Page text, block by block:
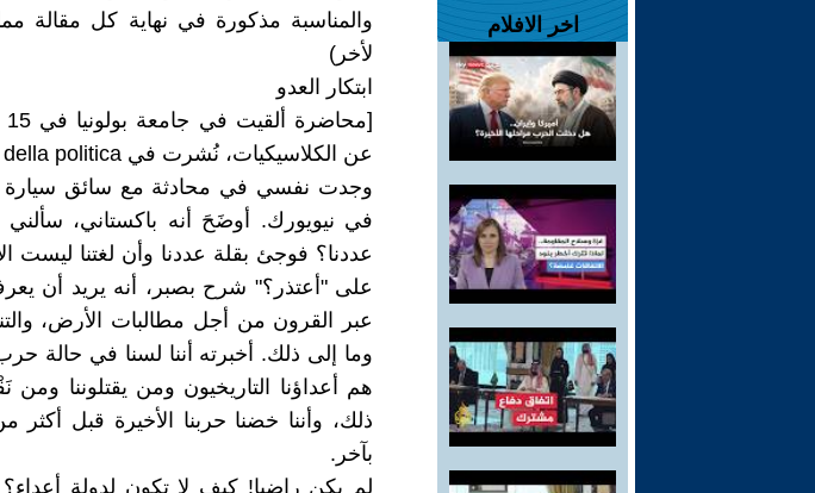
اخر الافلام
والمناسبة مذكورة في نهاية كل مقالة
لأخر)
ابتكار العدو
عن الكلاسيكيات، نُشرت في Elogio della politica، تحرير إيفانو دي ون جي 2009]
وجدت نفسي في محادثة مع سائق سيارة
في نيويورك. أوضَحَ أنه باكستاني،
عددنا؟ فوجئ بقلة عددنا وأن لغتنا ليست
على "أعتذر؟" شرح بصبر، أنه يريد أن
عبر القرون من أجل مطالبات الأرض،
وما إلى ذلك. أخبرته أننا لسنا في حالة
هم أعداؤنا التاريخيون ومن يقتلوننا
ذلك، وأننا خضنا حربنا الأخيرة قبل
بآخر.
لم يكن راضيا! كيف لا تكون لدولة